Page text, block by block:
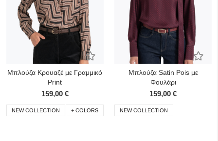
Προσθήκη στα Αγαπημένα
Μπλούζα Κρουαζέ με Γραμμικό
Print
159,00 €
NEW COLLECTION + COLORS
Μπλούζα Satin Pois με
Φουλάρι
159,00 €
NEW COLLECTION